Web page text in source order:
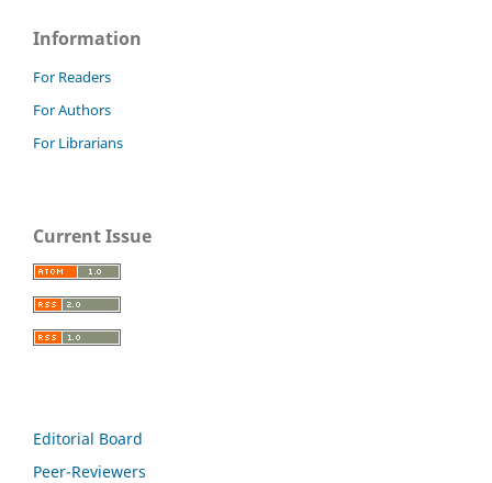
Information
For Readers
For Authors
For Librarians
Current Issue
Editorial Board
Peer-Reviewers